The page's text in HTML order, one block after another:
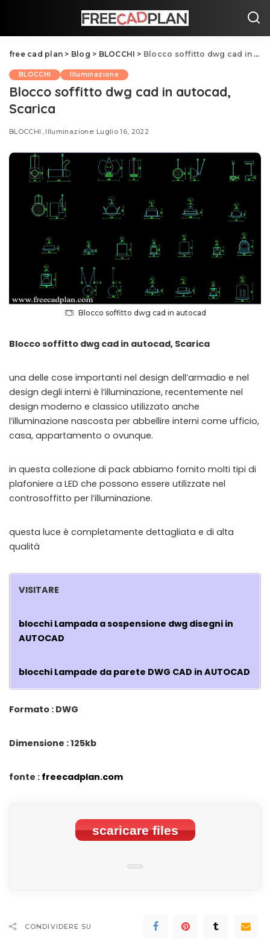
free cad plan > Blog > BLOCCHI > Blocco soffitto dwg cad in autocad, Scarica
BLOCCHI Illuminazione
Blocco soffitto dwg cad in autocad,
Scarica
BLOCCHI Illuminazione Luglio 16, 2022
Blocco soffitto dwg cad in autocad
Blocco soffitto dwg cad in autocad, Scarica
una delle cose importanti nel design dell’armadio e nel
design degli interni è l’illuminazione, recentemente nel
design moderno e classico utilizzato anche
l’illuminazione nascosta per abbellire interni come ufficio,
casa, appartamento o ovunque.
in questa collezione di pack abbiamo fornito molti tipi di
plafoniere a LED che possono essere utilizzate nel
controsoffitto per l’illuminazione.
questa luce è completamente dettagliata e di alta
qualità
VISITARE
blocchi Lampada a sospensione dwg disegni in
AUTOCAD
blocchi Lampade da parete DWG CAD in AUTOCAD
Formato : DWG
Dimensione : 125kb
fonte : freecadplan.com
scaricare files
CONDIVIDERE SU